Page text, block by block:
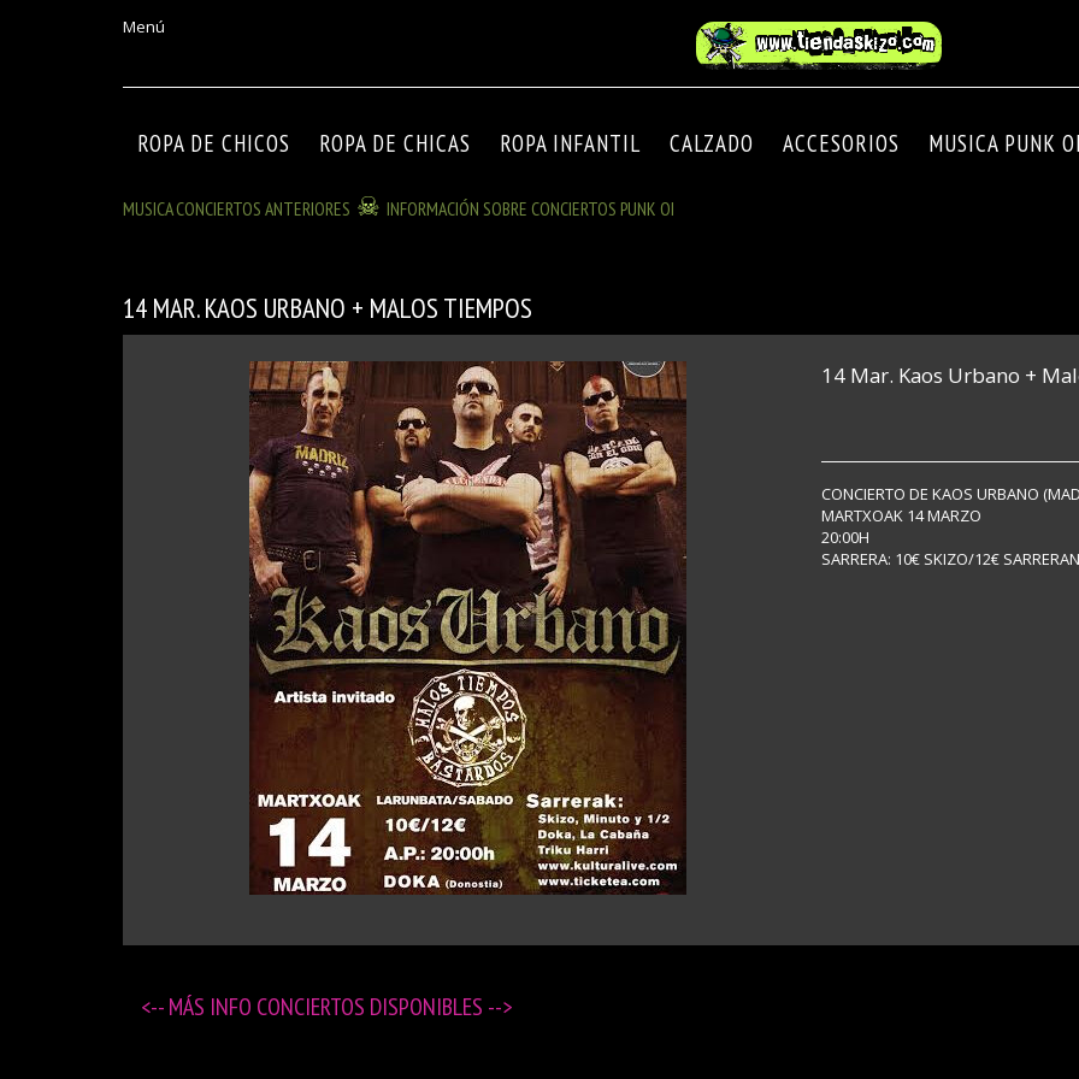
Menú
ROPA DE CHICOS ROPA DE CHICAS ROPA INFANTIL CALZADO ACCESORIOS MUSICA PUNK
MUSICA CONCIERTOS ANTERIORES INFORMACIÓN SOBRE CONCIERTOS PUNK OI
14 MAR. KAOS URBANO + MALOS TIEMPOS
14 Mar. Kaos Urbano +
CONCIERTO DE KAOS URBANO
MARTXOAK 14 MARZO
20:00H
SARRERA: 10€ SKIZO/12€ SARRERAN
<-- MÁS INFO CONCIERTOS DISPONIBLES -->